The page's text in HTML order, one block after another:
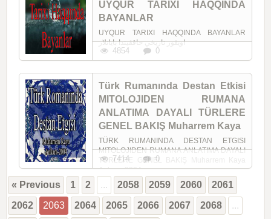
UYQUR TARIXI HAQQINDA
BAYANLAR
UYQUR TARIXI HAQQINDA BAYANLAR
اويقور تاريخي حاققيندا بايانلار
4854 0
Türk Rumanında Destan Etkisi
MITOLOJIDEN RUMANA
ANLATIMA DAYALI TÜRLERE
GENEL BAKIŞ Muharrem Kaya
TÜRK RUMANINDA DESTAN ETGISI
MITOLOJIDEN RUMANA ANLATIMA DAYALI
TÜRLERE GENEL BAKIŞ Muharrem Kaya
Ankara-2004
7414 0
« Previous 1 2 ... 2058 2059 2060
2061
2062
2063 2064 2065 2066 2067 2068
...